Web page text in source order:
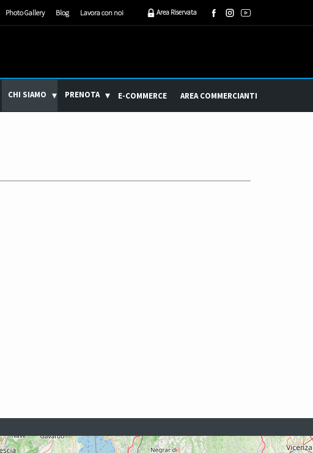
Photo Gallery Blog Lavora con noi Area Riservata
CHI SIAMO PRENOTA E-COMMERCE AREA COMMERCIANTI